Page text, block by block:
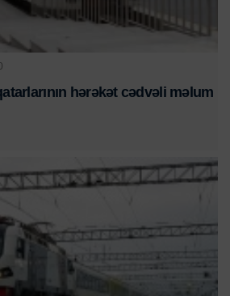
hərəkət cədvəli məlum